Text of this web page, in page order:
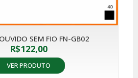
SEM FIO FN-GB02
R$122,00
VER PRODUTO